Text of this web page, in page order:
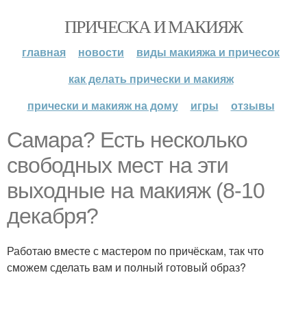
ПРИЧЕСКА И МАКИЯЖ
главная новости
виды макияжа и причесок
как делать прически и макияж
прически и макияж на дому
игры отзывы
Самара? Есть несколько
свободных мест на эти
выходные на макияж (8-10
декабря?
Работаю вместе с мастером по причёскам, так что
сможем сделать вам и полный готовый образ?